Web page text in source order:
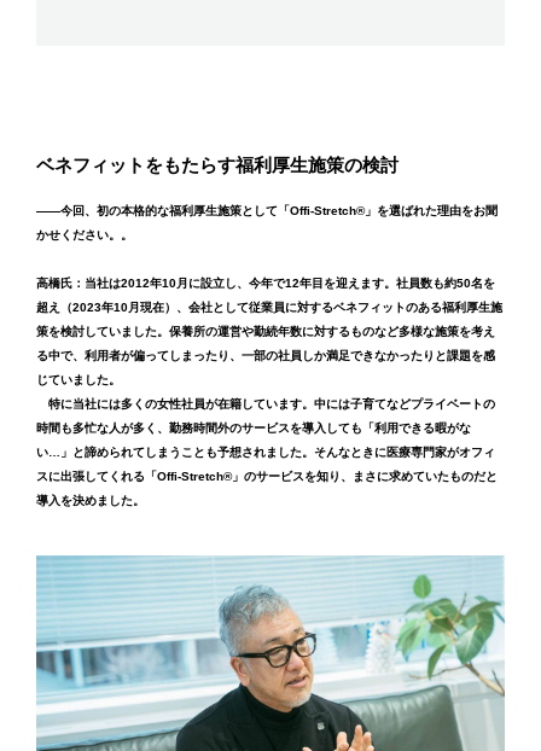
ベネフィットをもたらす福利厚生施策の検討
――今回、初の本格的な福利厚生施策として「Offi-Stretch®︎」を選ばれた理由をお聞
かせください。。
高橋氏：当社は2012年10月に設立し、今年で12年目を迎えます。社員数も約50名を
超え（2023年10月現在）、会社として従業員に対するベネフィットのある福利厚生施
策を検討していました。保養所の運営や勤続年数に対するものなど多様な施策を考え
る中で、利用者が偏ってしまったり、一部の社員しか満足できなかったりと課題を感
じていました。
特に当社には多くの女性社員が在籍しています。中には子育てなどプライベートの
時間も多忙な人が多く、勤務時間外のサービスを導入しても「利用できる暇がな
い…」と諦められてしまうことも予想されました。そんなときに医療専門家がオフィ
スに出張してくれる「Offi-Stretch®︎」のサービスを知り、まさに求めていたものだと
導入を決めました。